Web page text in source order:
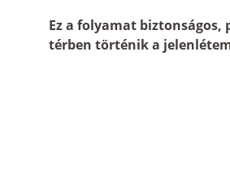
Ez a folyamat
térben történik a